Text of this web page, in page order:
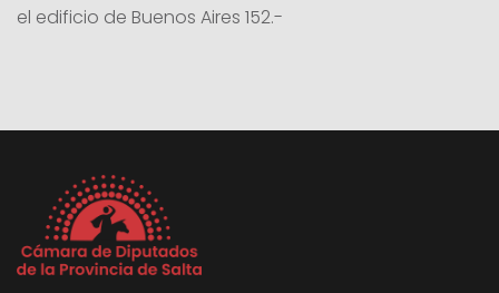
el edificio de Buenos Aires 152.-